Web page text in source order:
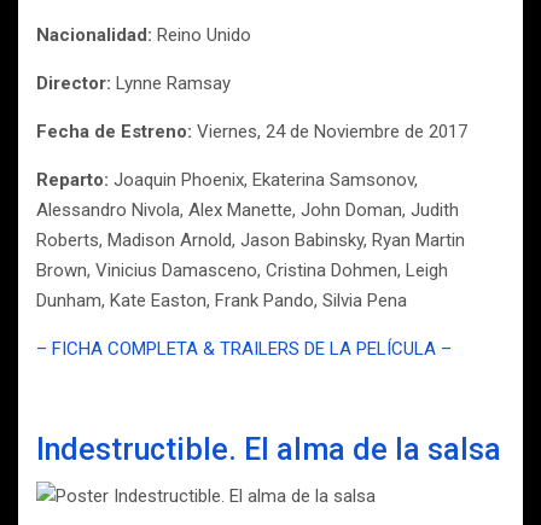
Nacionalidad: Reino Unido
Director: Lynne Ramsay
Fecha de Estreno: Viernes, 24 de Noviembre de 2017
Reparto: Joaquin Phoenix, Ekaterina Samsonov,
Alessandro Nivola, Alex Manette, John Doman, Judith
Roberts, Madison Arnold, Jason Babinsky, Ryan Martin
Brown, Vinicius Damasceno, Cristina Dohmen, Leigh
Dunham, Kate Easton, Frank Pando, Silvia Pena
– FICHA COMPLETA & TRAILERS DE LA PELÍCULA –
Indestructible. El alma de la salsa